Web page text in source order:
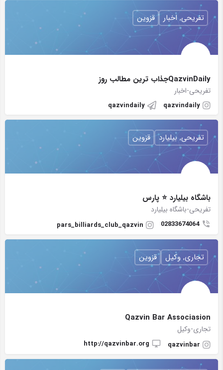
QazvinDailyجذاب ترین مطالب روز
تفریحی-اخبار
qazvindaily
qazvindaily
تفریحی, اخبار قزوین
باشگاه بيليارد ⭐️ پارس
تفریحی-باشگاه بیلیارد
02833674064
pars_billiards_club_qazvin
تفریحی, بیلیارد قزوین
Qazvin Bar Associasion
تجاری-وکیل
qazvinbar
http://qazvinbar.org
تجاری, وکیل قزوین